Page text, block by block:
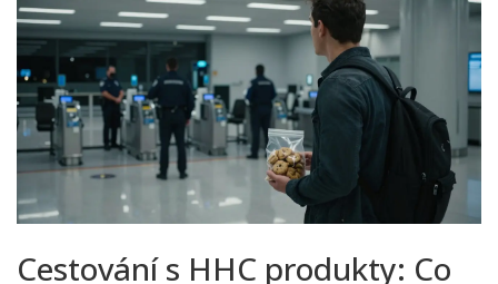
Cestování s HHC produkty: Co